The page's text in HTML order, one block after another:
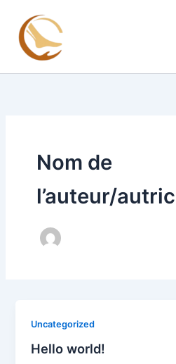
contenu
Nom de
l’auteur/
Uncategorized
Hello world!